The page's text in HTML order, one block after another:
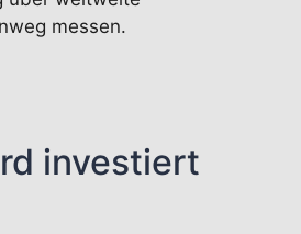
messen.
investiert